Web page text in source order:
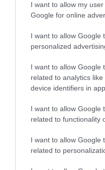
I want to allow my
Google for online
I want to allow Google
personalized
I want to allow Google
related to analytics
device identifiers in
I want to allow Google
related to functionality
I want to allow Google
related to
KAPCSOLÓDÓ OLVASMÁNY
LOCSOLOD, MÉGIS
LEKÓKAD? LEHET, HOGY A